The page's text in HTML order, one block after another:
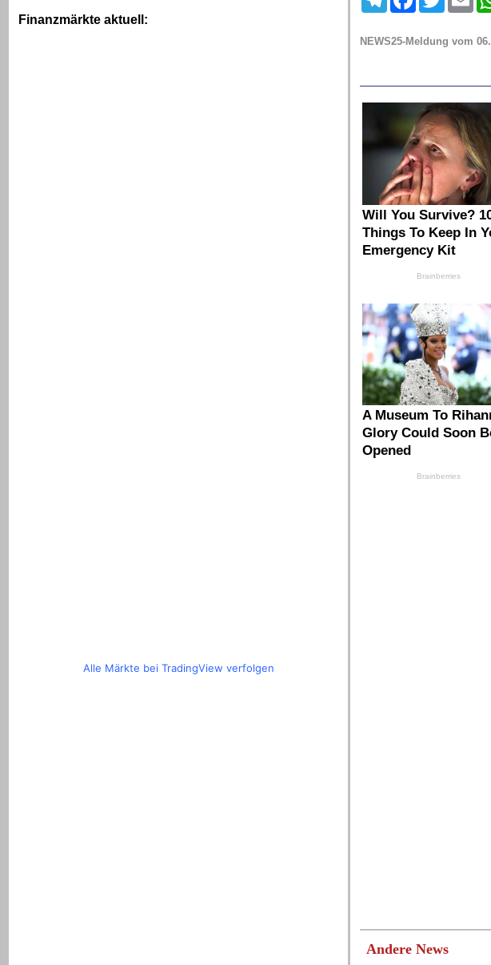
Finanzmärkte aktuell :
Alle Märkte bei TradingView verfolgen
NEWS25-Meldung vom
Andere News